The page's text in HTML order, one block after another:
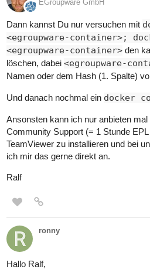
EGroupware GmbH
Dann kannst Du nur versuchen mit
<egroupware-container>;
<egroupware-container> den
löschen, dabei <egroupware-
Namen oder dem Hash (1. Spalte)
Und danach nochmal ein docker
Ansonsten kann ich nur anbieten mal
Community Support (= 1 Stunde
TeamViewer zu installieren und bei
ich mir das gerne direkt an.
Ralf
ronny
Hallo Ralf,